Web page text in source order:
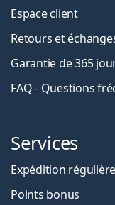
Espace client
Retours et
Garantie de 365
FAQ - Questions
Services
Expédition régulière
Points bonus